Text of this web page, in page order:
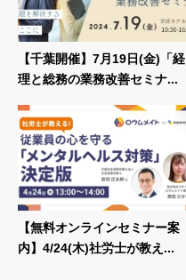
【千葉開催】7月19日(金)「経
理と総務の業務改善セミナ...
【無料オンラインセミナー案
内】4/24(木)社労士が教え...